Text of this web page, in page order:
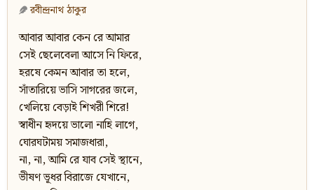
রবীন্দ্রনাথ ঠাকুর
আবার আবার কেন রে আমার
সেই ছেলেবেলা আসে নি ফিরে,
হরষে কেমন আবার তা হলে,
সাঁতারিয়ে ভাসি সাগরের জলে,
খেলিয়ে বেড়াই শিখরী শিরে!
স্বাধীন হৃদয়ে ভালো নাহি লাগে,
ঘোরঘটাময় সমাজধারা,
না, না, আমি রে যাব সেই স্থানে,
ভীষণ ভূধর বিরাজে যেখানে,